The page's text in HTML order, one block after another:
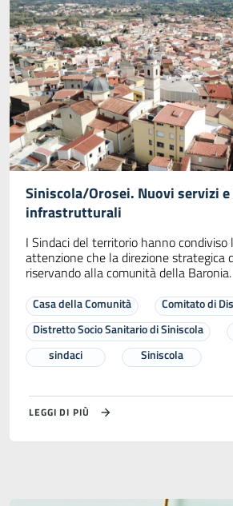
Siniscola/Orosei. Nuovi servizi
infrastrutturali
I Sindaci del territorio hanno
attenzione che la direzione strategica
riservando alla comunità della Baronia.
Casa della Comunità
Comitato di
Distretto Socio Sanitario di Siniscola
sindaci
Siniscola
LEGGI DI PIÙ